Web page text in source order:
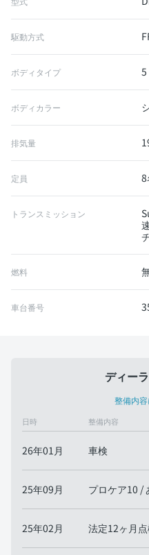
駆動方式
ボディタイプ
ボディカラー
排気量
定員 8
トランスミッション
燃料
車台番号
ディー
整備内
日時 整備内容
26年01月 車検
25年09月 プロケア10 /
25年02月 法定12ヶ月